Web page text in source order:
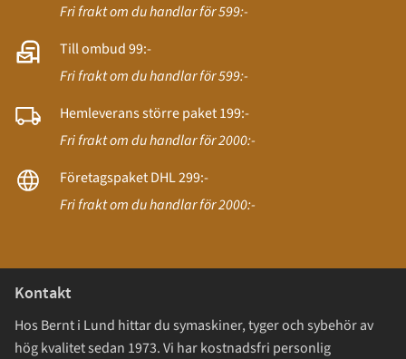
Fri frakt om du handlar för 599:-
Till ombud 99:-
Fri frakt om du handlar för 599:-
Hemleverans större paket 199:-
Fri frakt om du handlar för 2000:-
Företagspaket DHL 299:-
Fri frakt om du handlar för 2000:-
Kontakt
Hos Bernt i Lund hittar du symaskiner, tyger och sybehör av
hög kvalitet sedan 1973. Vi har kostnadsfri personlig